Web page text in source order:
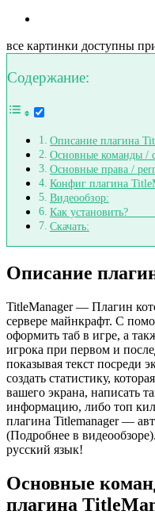
все картинки доступны
Содержание:
Описание плагина
Основные команды /
Основные права /
Конфиг плагина
Видеообзор:
Как
Скачать:
Описание
TitleManager — Плагин
сервере майнкрафт. С
оформить таб в игре, а
игрока при первом и
показывая текст посреди
создать статистику,
вашего экрана, написать
информацию, либо топ
плагина Titlemanager —
(Подробнее в
русский язык!
Основные
плагина